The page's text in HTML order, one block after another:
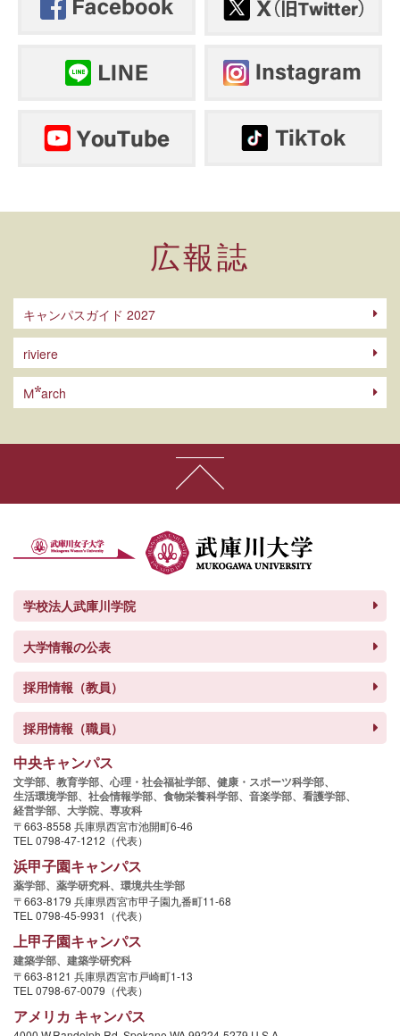
広報誌
キャンパスガイド 2027
riviere
M arch
学校法人武庫川学院
大学情報の公表
採用情報（教員）
採用情報（職員）
中央キャンパス
文学部、 教育学部、 心理・社会福祉学部、 健康・スポーツ科学部、
生活環境学部、 社会情報学部、 食物栄養科学部、 音楽学部、 看護学部、
経営学部、 大学院、 専攻科
〒663-8558 兵庫県西宮市池開町6-46
TEL 0798-47-1212（代表）
浜甲子園キャンパス
薬学部、 薬学研究科、 環境共生学部
〒663-8179 兵庫県西宮市甲子園九番町11-68
TEL 0798-45-9931（代表）
上甲子園キャンパス
建築学部、 建築学研究科
〒663-8121 兵庫県西宮市戸崎町1-13
TEL 0798-67-0079（代表）
アメリカ キャンパス